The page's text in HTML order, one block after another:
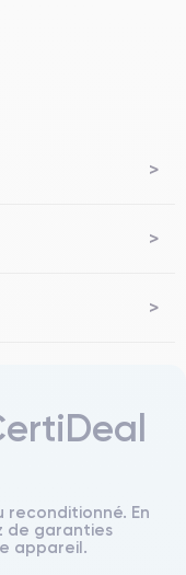
En
de garanties
appareil.